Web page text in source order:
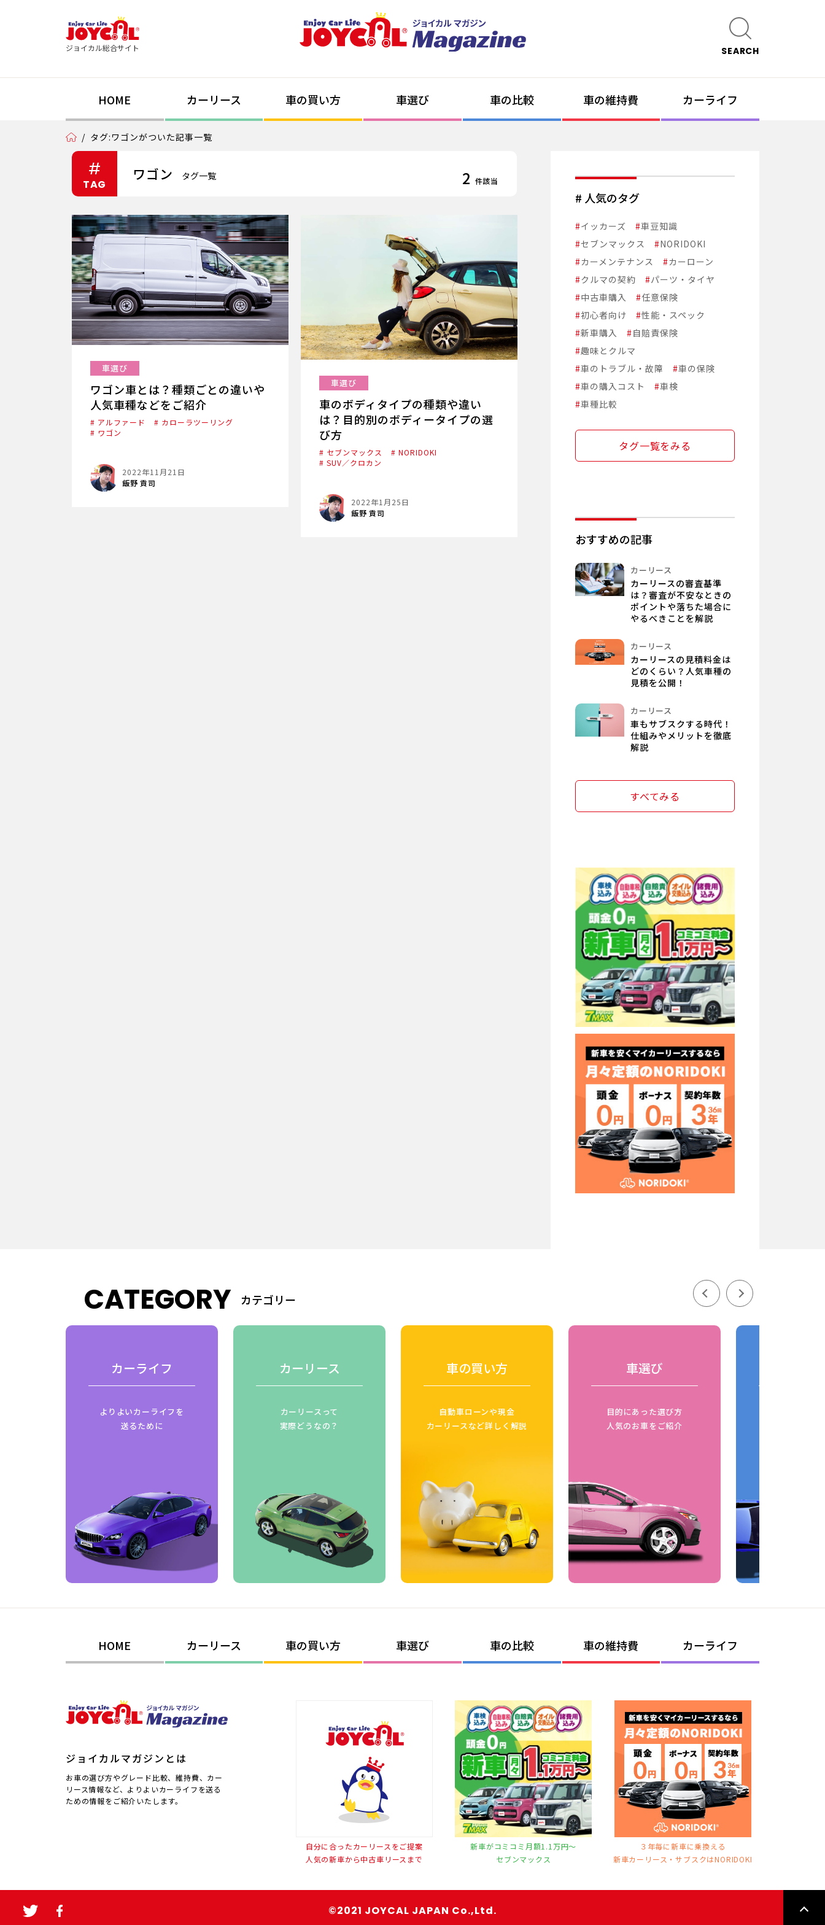
ジョイカル総合サイト SEARCH
HOME カーリース 車の買い方 車選び 車の比較 車の維持費 カーライフ
/ タグ:ワゴンがついた記事一覧
#
TAG
ワゴン タグ一覧 2 件該当
車選び
ワゴン車とは？種類ごとの違いや
人気車種などをご紹介
# アルファード
# カローラツーリング
# ワゴン
飯野 貢司
2022年11月21日
車選び
車のボディタイプの種類や違い
は？目的別のボディータイプの選
び方
# セブンマックス
# NORIDOKI
# SUV／クロカン
飯野 貢司
2022年1月25日
# 人気のタグ
#イッカーズ #車豆知識
#セブンマックス #NORIDOKI
#カーメンテナンス #カーローン
#クルマの契約 #パーツ・タイヤ
#中古車購入 #任意保険
#初心者向け #性能・スペック
#新車購入 #自賠責保険
#趣味とクルマ
#車のトラブル・故障 #車の保険
#車の購入コスト #車検
#車種比較
タグ一覧をみる
おすすめの記事
カーリース
カーリースの審査基準
は？審査が不安なときの
ポイントや落ちた場合に
やるべきことを解説
カーリース
カーリースの見積料金は
どのくらい？人気車種の
見積を公開！
カーリース
車もサブスクする時代！
仕組みやメリットを徹底
解説
すべてみる
CATEGORY カテゴリー
カーライフ
よりよいカーライフを
送るために
カーリース
カーリースって
実際どうなの？
車の買い方
自動車ローンや現金
カーリースなど詳しく解説
車選び
目的にあった選び方
人気のお車をご紹介
HOME カーリース 車の買い方 車選び 車の比較 車の維持費 カーライフ
ジョイカルマガジンとは
お車の選び方やグレード比較、維持費、カー
リース情報など、よりよいカーライフを送る
ための情報をご紹介いたします。
自分に合ったカーリースをご提案
人気の新車から中古車リースまで
新車がコミコミ月額1.1万円〜
セブンマックス
３年毎に新車に乗換える
新車カーリース・サブスクはNORIDOKI
©2021 JOYCAL JAPAN Co.,Ltd.